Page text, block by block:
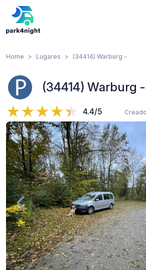
Home Lugares (34414) Warburg -
(34414) Warburg -
4.4/5